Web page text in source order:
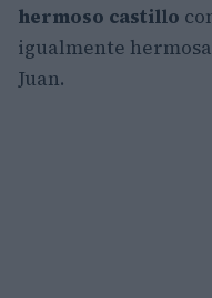
hermoso castillo
igualmente
Juan.